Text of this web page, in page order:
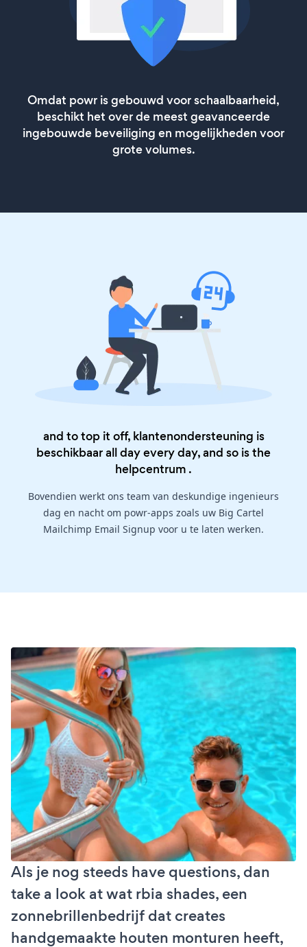
Omdat powr is gebouwd voor schaalbaarheid,
beschikt het over de meest geavanceerde
ingebouwde beveiliging en mogelijkheden voor
grote volumes.
and to top it off, klantenondersteuning is
beschikbaar all day every day, and so is the
helpcentrum .
Bovendien werkt ons team van deskundige ingenieurs
dag en nacht om powr-apps zoals uw Big Cartel
Mailchimp Email Signup voor u te laten werken.
Als je nog steeds have questions, dan
take a look at wat rbia shades, een
zonnebrillenbedrijf dat creates
handgemaakte houten monturen heeft,